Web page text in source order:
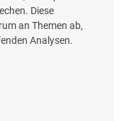
Diese
an Themen ab,
Analysen.